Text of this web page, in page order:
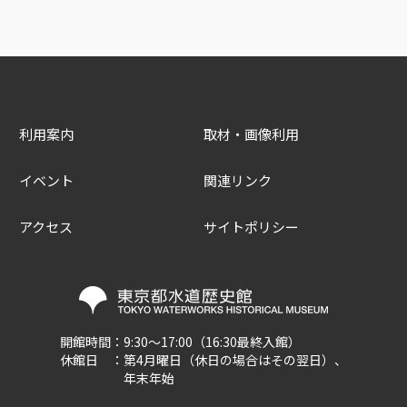
開館時間： 9:30～17:00（16:30最終入館）
休館日 ： 第4月曜日（休日の場合はその翌日）、
年末年始
利用案内
イベント
アクセス
取材・画像利用
関連リンク
サイトポリシー